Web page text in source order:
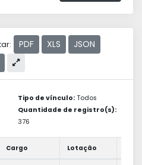
PDF XLS
JSON
Tipo de vínculo: Todos
Quantidade de registro(s):
376
Cargo Lotação